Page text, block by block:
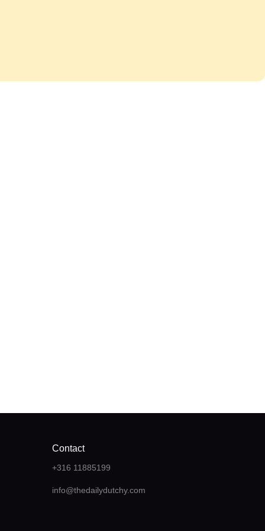
Contact
+316 11885199
info@thedailydutchy.com